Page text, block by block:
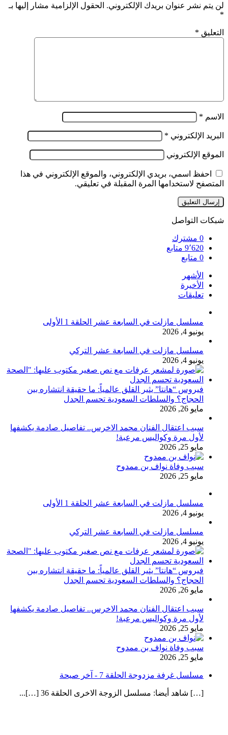
لن يتم نشر عنوان بريدك الإلكتروني. الحقول الإلزامية مشار إليها بـ
*
التعليق *
الاسم *
البريد الإلكتروني *
الموقع الإلكتروني
احفظ اسمي، بريدي الإلكتروني، والموقع الإلكتروني في هذا
المتصفح لاستخدامها المرة المقبلة في تعليقي.
شبكات التواصل
0 مشترك
9٬620 متابع
0 متابع
الأشهر
الأخيرة
تعليقات
مسلسل مازلت في السابعة عشر الحلقة 1 الأولى
يونيو 4, 2026
مسلسل مازلت في السابعة عشر التركي
يونيو 4, 2026
فيروس “هانتا” يثير القلق عالمياً: ما حقيقة انتشاره بين
الحجاج؟ والسلطات السعودية تحسم الجدل
مايو 26, 2026
سبب اعتقال الفنان محمد الاخرس.. تفاصيل صادمة يكشفها
لأول مرة وكواليس مرعبة!
مايو 25, 2026
سبب وفاة نواف بن ممدوح
مايو 25, 2026
مسلسل مازلت في السابعة عشر الحلقة 1 الأولى
يونيو 4, 2026
مسلسل مازلت في السابعة عشر التركي
يونيو 4, 2026
فيروس “هانتا” يثير القلق عالمياً: ما حقيقة انتشاره بين
الحجاج؟ والسلطات السعودية تحسم الجدل
مايو 26, 2026
سبب اعتقال الفنان محمد الاخرس.. تفاصيل صادمة يكشفها
لأول مرة وكواليس مرعبة!
مايو 25, 2026
سبب وفاة نواف بن ممدوح
مايو 25, 2026
مسلسل غرفة مزدوجة الحلقة 7 - آخر صيحة
[…] شاهد أيضا: مسلسل الزوجة الاخرى الحلقة 36 […]...